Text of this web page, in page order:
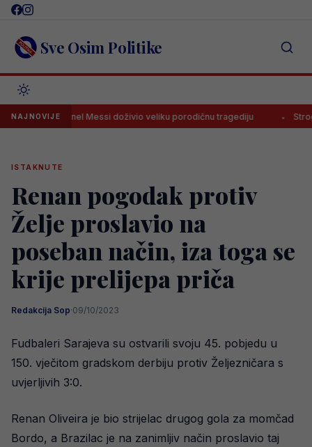
Skip
content Sve Osim Politike
NAJNOVIJE
Lionel Messi doživio veliku porodičnu tragediju Stroga
ISTAKNUTE
Renan pogodak protiv
Želje proslavio na
poseban način, iza toga se
krije prelijepa priča
Redakcija Sop·09/10/2023
Fudbaleri Sarajeva su ostvarili svoju 45. pobjedu u
150. vječitom gradskom derbiju protiv Željezničara s
uvjerljivih 3:0.
Renan Oliveira je bio strijelac drugog gola za momčad
Bordo, a Brazilac je na zanimljiv način proslavio taj